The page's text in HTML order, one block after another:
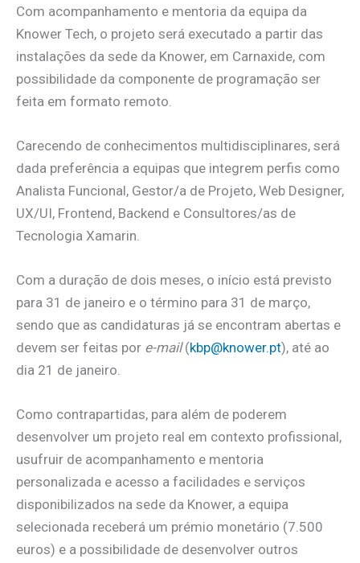
Com acompanhamento e mentoria da equipa da
Knower Tech, o projeto será executado a partir das
instalações da sede da Knower, em Carnaxide, com
possibilidade da componente de programação ser
feita em formato remoto.
Carecendo de conhecimentos multidisciplinares, será
dada preferência a equipas que integrem perfis como
Analista Funcional, Gestor/a de Projeto, Web Designer,
UX/UI, Frontend, Backend e Consultores/as de
Tecnologia Xamarin.
Com a duração de dois meses, o início está previsto
para 31 de janeiro e o término para 31 de março,
sendo que as candidaturas já se encontram abertas e
devem ser feitas por e-mail(kbp@knower.pt), até ao
dia 21 de janeiro.
Como contrapartidas, para além de poderem
desenvolver um projeto real em contexto profissional,
usufruir de acompanhamento e mentoria
personalizada e acesso a facilidades e serviços
disponibilizados na sede da Knower, a equipa
selecionada receberá um prémio monetário (7.500
euros) e a possibilidade de desenvolver outros